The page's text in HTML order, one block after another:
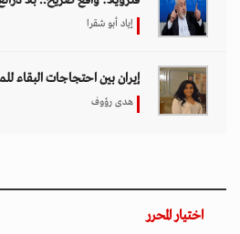
إياد أبو شقرا
إيران بين احتجاجات البقاء
هدى رؤوف
اختيار المحرر